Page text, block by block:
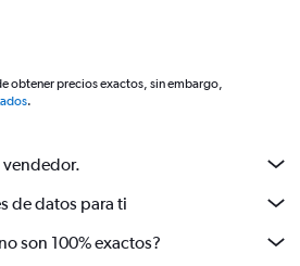
obtener precios exactos, sin embargo,
.
vendedor.
de datos para ti
son 100% exactos?